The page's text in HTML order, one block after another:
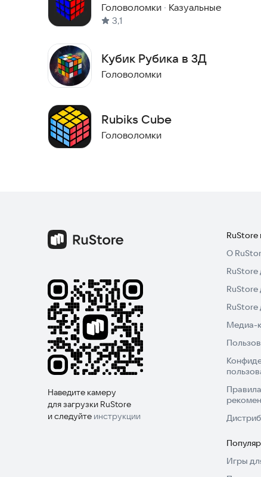
Головоломки · Казуальные
3,1
Кубик Рубика в 3Д
Головоломки
Rubiks Cube
Головоломки
Наведите камеру
для загрузки RuStore
и следуйте инструкции
О
RuStore
RuStore
Медиа-
Игры